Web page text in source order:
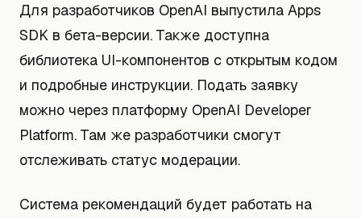
Для разработчиков OpenAI выпустила Apps
SDK в бета-версии. Также доступна
библиотека UI-компонентов с открытым кодом
и подробные инструкции. Подать заявку
можно через платформу OpenAI Developer
Platform. Там же разработчики смогут
отслеживать статус модерации.
Система рекомендаций будет работать на